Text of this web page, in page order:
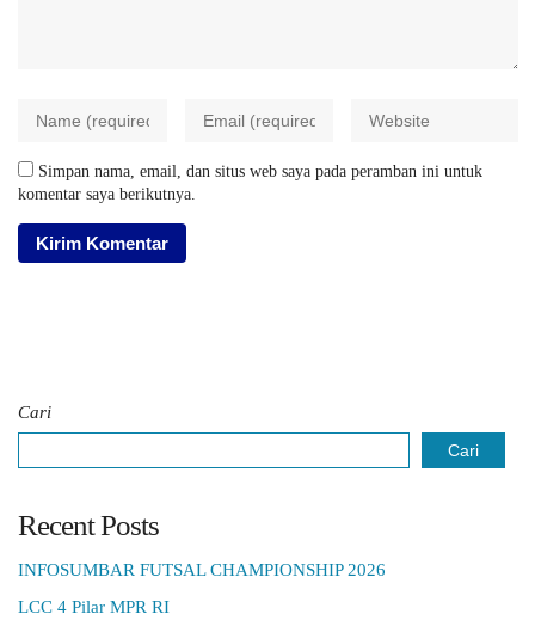
Simpan nama, email, dan situs web saya pada peramban ini untuk
komentar saya berikutnya.
Cari
Cari
Recent Posts
INFOSUMBAR FUTSAL CHAMPIONSHIP 2026
LCC 4 Pilar MPR RI